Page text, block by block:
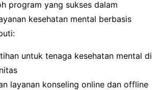
program yang sukses dalam
kesehatan mental berbasis
untuk tenaga kesehatan mental di
layanan konseling online dan offline